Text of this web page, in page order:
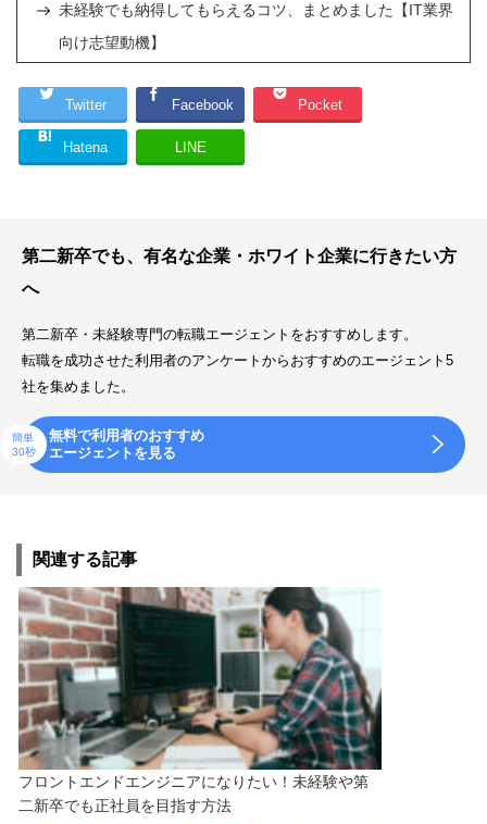
未経験でも納得してもらえるコツ、まとめました【IT業界
向け志望動機】
Twitter Facebook Pocket
Hatena LINE
第二新卒でも、有名な企業・ホワイト企業に行きたい方
へ
第二新卒・未経験専門の転職エージェントをおすすめします。
転職を成功させた利用者のアンケートからおすすめのエージェント5
社を集めました。
簡単
30秒
無料で利用者のおすすめ
エージェントを見る
関連する記事
フロントエンドエンジニアになりたい！未経験や第
二新卒でも正社員を目指す方法